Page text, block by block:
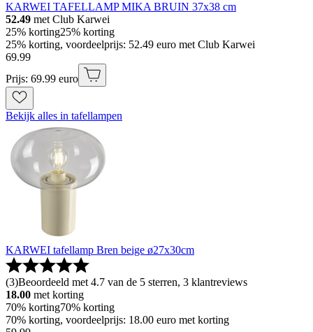
KARWEI TAFELLAMP MIKA BRUIN 37x38 cm
52.49 met Club Karwei
25% korting25% korting
25% korting, voordeelprijs: 52.49 euro met Club Karwei
69.99
Prijs: 69.99 euro
Bekijk alles in tafellampen
KARWEI tafellamp Bren beige ø27x30cm
(3)Beoordeeld met 4.7 van de 5 sterren, 3 klantreviews
18.00 met korting
70% korting70% korting
70% korting, voordeelprijs: 18.00 euro met korting